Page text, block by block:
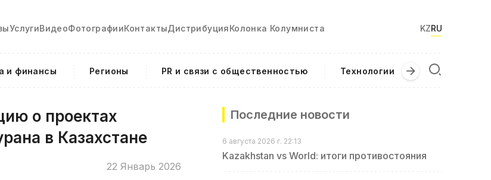
УслугиВидеоФотографииКонтактыДистрибуцияКолонка Колумниста KZRU
и финансы Регионы PR и связи с общественностью Технологии Текущие
о проектах
в Казахстане
22 Январь 2026
Последние новости
6 августа 2026 г. 22:13
Kazakhstan vs World: итоги противостояния